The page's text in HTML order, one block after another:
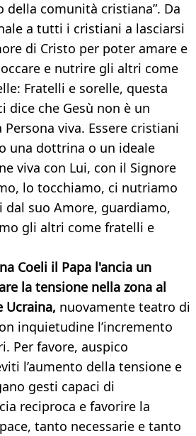
della comunità cristiana”. Da
a tutti i cristiani a lasciarsi
di Cristo per poter amare e
e nutrire gli altri come
Fratelli e sorelle, questa
dice che Gesù non è un
Persona viva. Essere cristiani
una dottrina o un ideale
viva con Lui, con il Signore
lo tocchiamo, ci nutriamo
suo Amore, guardiamo,
gli altri come fratelli e
Coeli il Papa l'ancia un
la tensione nella zona al
Ucraina, nuovamente teatro di
inquietudine l’incremento
Per favore, auspico
l’aumento della tensione e
gesti capaci di
reciproca e favorire la
tanto necessarie e tanto